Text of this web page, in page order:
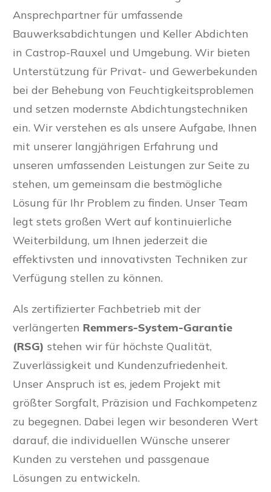
Ansprechpartner für umfassende
Bauwerksabdichtungen und Keller Abdichten
in Castrop-Rauxel und Umgebung. Wir bieten
Unterstützung für Privat- und Gewerbekunden
bei der Behebung von Feuchtigkeitsproblemen
und setzen modernste Abdichtungstechniken
ein. Wir verstehen es als unsere Aufgabe, Ihnen
mit unserer langjährigen Erfahrung und
unseren umfassenden Leistungen zur Seite zu
stehen, um gemeinsam die bestmögliche
Lösung für Ihr Problem zu finden. Unser Team
legt stets großen Wert auf kontinuierliche
Weiterbildung, um Ihnen jederzeit die
effektivsten und innovativsten Techniken zur
Verfügung stellen zu können.
Als zertifizierter Fachbetrieb mit der
verlängerten Remmers-System-Garantie
(RSG) stehen wir für höchste Qualität,
Zuverlässigkeit und Kundenzufriedenheit.
Unser Anspruch ist es, jedem Projekt mit
größter Sorgfalt, Präzision und Fachkompetenz
zu begegnen. Dabei legen wir besonderen Wert
darauf, die individuellen Wünsche unserer
Kunden zu verstehen und passgenaue
Lösungen zu entwickeln.